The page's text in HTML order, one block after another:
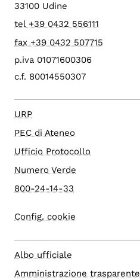
33100 Udine
tel +39 0432 556111
fax +39 0432 507715
p.iva 01071600306
c.f. 80014550307
URP
PEC di Ateneo
Ufficio Protocollo
Numero Verde
800-24-14-33
Config. cookie
Albo ufficiale
Amministrazione trasparente